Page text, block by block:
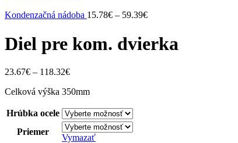
Kondenzačná nádoba 15.78€ – 59.39€
Diel pre kom. dvierka
23.67€ – 118.32€
Celková výška 350mm
Hrúbka ocele
Priemer
Vymazať